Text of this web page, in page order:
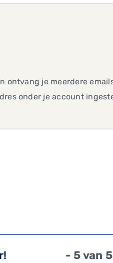
ontvang je meerdere
onder je account
- 5 van